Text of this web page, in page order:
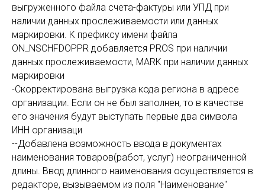
выгруженного файла счета-фактуры или УПД при
наличии данных прослеживаемости или данных
маркировки. К префиксу имени файла
ON_NSCHFDOPPR добавляется PROS при наличии
данных прослеживаемости, MARK при наличии данных
маркировки
-Скорректирована выгрузка кода региона в адресе
организации. Если он не был заполнен, то в качестве
его значения будут выступать первые два символа
ИНН организаци
--Добавлена возможность ввода в документах
наименования товаров(работ, услуг) неограниченной
длины. Ввод длинного наименования осуществляется в
редакторе, вызываемом из поля "Наименование"